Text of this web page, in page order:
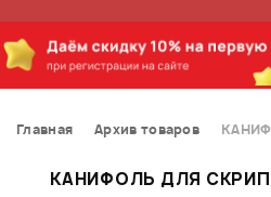
Главная Архив товаров
КАНИФОЛЬ ДЛЯ